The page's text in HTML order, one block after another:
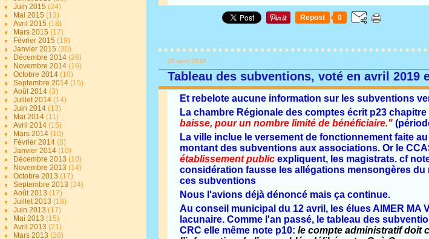
Juin 2015(24)
Mai 2015(13)
Avril 2015(18)
Mars 2015(17)
Février 2015(19)
Janvier 2015(30)
Décembre 2014(26)
Novembre 2014(16)
Octobre 2014(10)
Septembre 2014(15)
Août 2014(3)
Juillet 2014(14)
Juin 2014(13)
Mai 2014(11)
Avril 2014(15)
Mars 2014(10)
Février 2014(8)
Janvier 2014(10)
Décembre 2013(10)
Novembre 2013(14)
Octobre 2013(17)
Septembre 2013(24)
Août 2013(17)
Juillet 2013(18)
Juin 2013(17)
Mai 2013(15)
Avril 2013(21)
Mars 2013(28)
Repost 0
19 avril 2019
Tableau des subventions, voté en avril 2019
Et rebelote aucune information sur les subventions
La chambre Régionale des comptes écrit p23 chapitre
baisse, pour un nombre limité de bénéficiaire."
La ville inclue le versement de fonctionnement faite
montant des subventions aux associations. Or le
établissement publicexpliquent, les magistrats. cf
considération fausse les allégations mensongères
ces subventions
Nous l'avions déjà dénoncé mais ça continue.
Au conseil municipal du 12 avril, les élues AIMER
lacunaire. Comme l'an passé, le tableau des
CRC elle même note p10:le compte administratif doit